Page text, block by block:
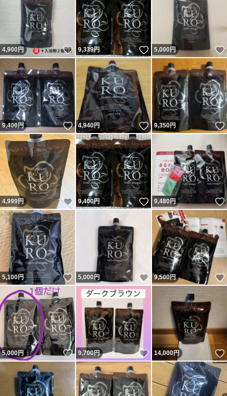
4,900円 いいね！
9,339円 いいね！
5,000円
9,400円 いいね！
4,940円 いいね！
9,350円
4,999円 いいね！
9,400円 いいね！
9,480円
5,100円 いいね！
5,000円 いいね！
9,500円
5,000円 いいね！
9,700円 いいね！
14,000円